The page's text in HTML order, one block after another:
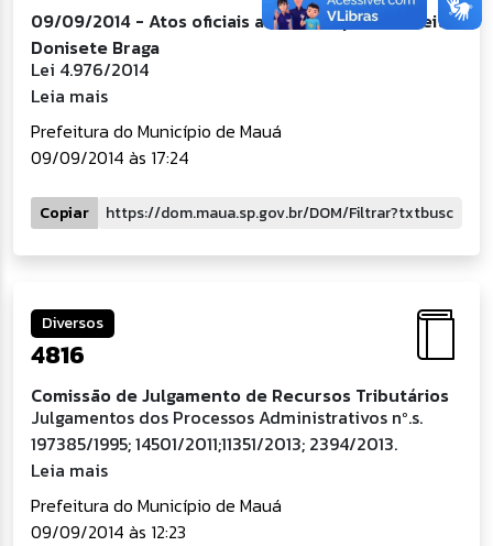
09/09/2014 - Atos oficiais assinados pelo Prefeito
Donisete Braga
Lei 4.976/2014
Leia mais
Prefeitura do Município de Mauá
09/09/2014 às 17:24
Copiar
Diversos
4816
Comissão de Julgamento de Recursos Tributários
Julgamentos dos Processos Administrativos nº.s.
197385/1995; 14501/2011;11351/2013; 2394/2013.
Leia mais
Prefeitura do Município de Mauá
09/09/2014 às 12:23